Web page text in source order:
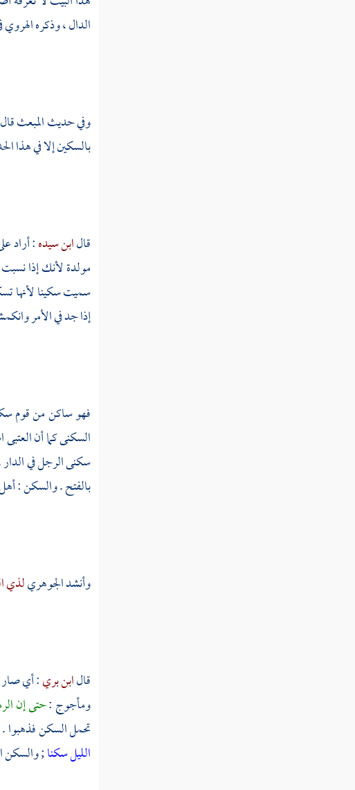
الدال ، وذكره الهروي
وفي حديث المبعث
بالسكين إلا في هذا
قالابن سيده: أراد
مولدة لأنك إذا
سميت سكينا لأنها
إذا جد في الأمر
فهو ساكن من قوم
السكنى كما أن
سكنى الرجل في
بالفتح . والسكن :
وأنشدالجوهريلذي
قالابن بري: أي
ومأجوج:حتى إن
تحمل السكن فذهبوا
الليل سكنا; والسكن